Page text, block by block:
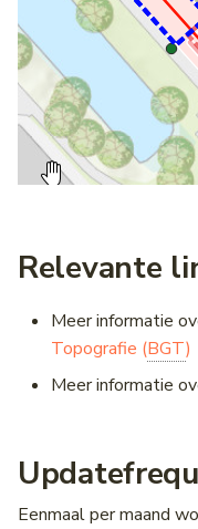
Relevante
Meer informatie
Topografie (BGT)
Meer informatie
Eenmaal per maand